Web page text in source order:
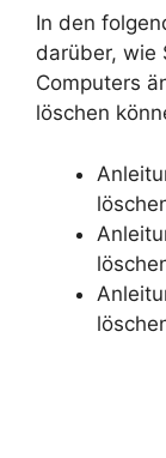
In den
darüber, wie
Computers
löschen